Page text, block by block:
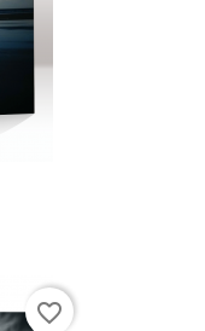
favorite_border